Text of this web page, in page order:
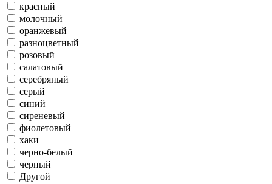
красный
молочный
оранжевый
разноцветный
розовый
салатовый
серебряный
серый
синий
сиреневый
фиолетовый
хаки
черно-белый
черный
Другой